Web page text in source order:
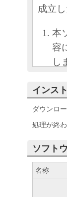
成立
本
容
し
と
ノ
改
は
キ
インス
ダウンロ
処理が終
ソフト
名称